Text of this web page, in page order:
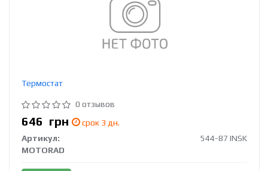
Термостат
0 отзывов
646 грн
срок 3 дн.
Артикул:
544-87 INSK
MOTORAD